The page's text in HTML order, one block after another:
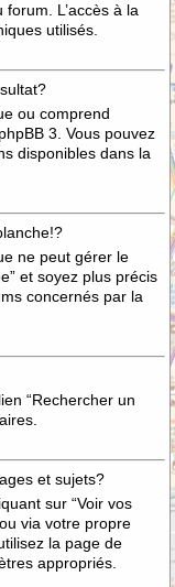
L’accès à la
utilisés.
ou comprend
3. Vous pouvez
disponibles dans la
ne peut gérer le
et soyez plus précis
concernés par la
“Rechercher un
et sujets?
sur “Voir vos
via votre propre
la page de
appropriés.